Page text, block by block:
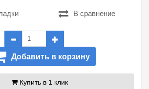
В сравнение
Добавить в корзину
Купить в 1 клик